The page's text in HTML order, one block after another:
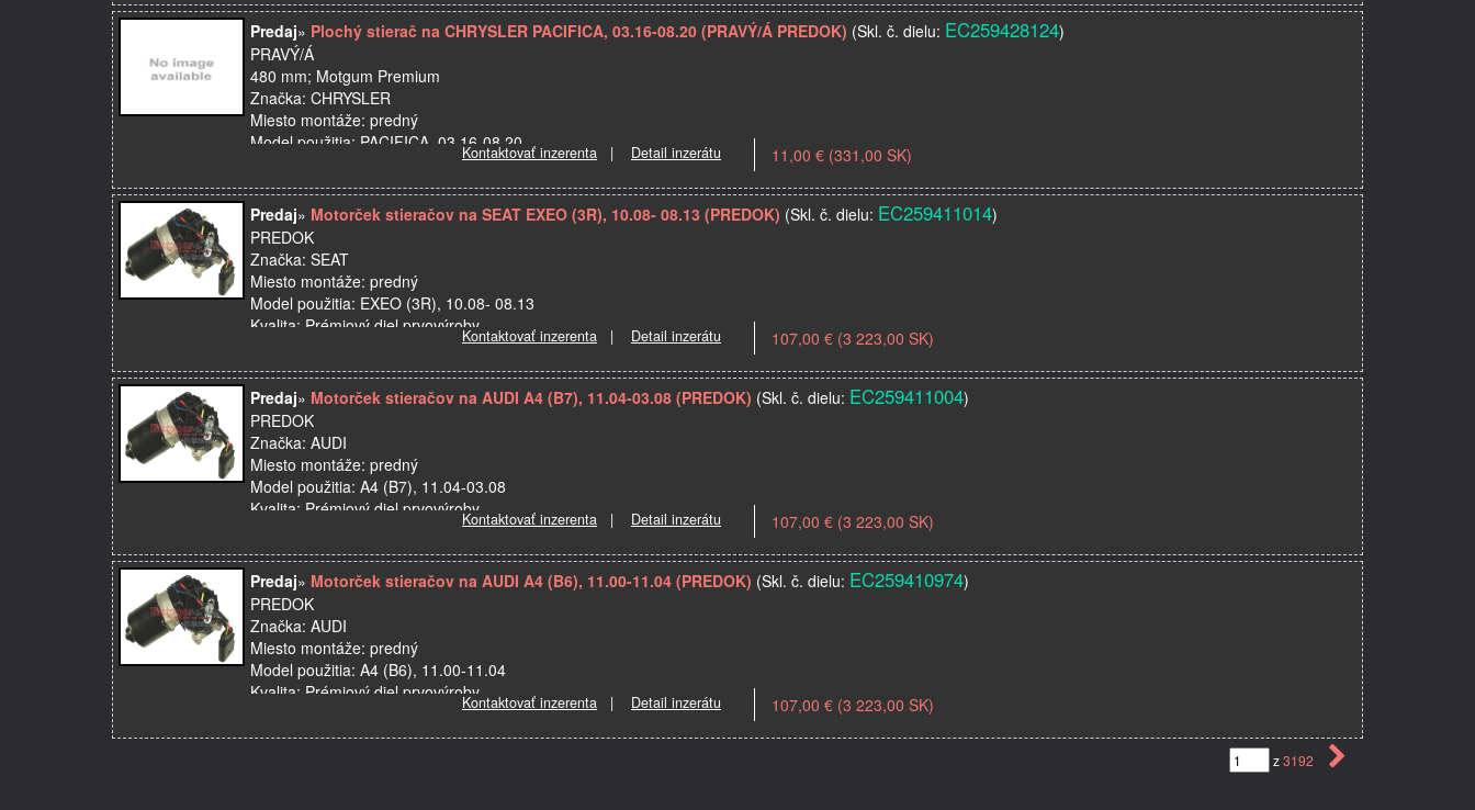
OE: 5J795…
Predaj» Plochý stierač na CHRYSLER PACIFICA, 03.16-08.20 (PRAVÝ/Á PREDOK) (Skl. č. dielu: EC259428124)
PRAVÝ/Á
480 mm; Motgum Premium
Značka: CHRYSLER
Miesto montáže: predný
Model použitia: PACIFICA, 03.16-08.20
Kvalita: Odporúčaná kvalita
Názov d…
Kontaktovať inzerenta | Detail inzerátu 11,00 € (331,00 SK)
Predaj» Motorček stieračov na SEAT EXEO (3R), 10.08- 08.13 (PREDOK) (Skl. č. dielu: EC259411014)
PREDOK
Značka: SEAT
Miesto montáže: predný
Model použitia: EXEO (3R), 10.08- 08.13
Kvalita: Prémiový diel prvovýroby
Názov dielu: Motorček stieračov
OE:
Výro…
Kontaktovať inzerenta | Detail inzerátu 107,00 € (3 223,00 SK)
Predaj» Motorček stieračov na AUDI A4 (B7), 11.04-03.08 (PREDOK) (Skl. č. dielu: EC259411004)
PREDOK
Značka: AUDI
Miesto montáže: predný
Model použitia: A4 (B7), 11.04-03.08
Kvalita: Prémiový diel prvovýroby
Názov dielu: Motorček stieračov
OE:
Výrobca…
Kontaktovať inzerenta | Detail inzerátu 107,00 € (3 223,00 SK)
Predaj» Motorček stieračov na AUDI A4 (B6), 11.00-11.04 (PREDOK) (Skl. č. dielu: EC259410974)
PREDOK
Značka: AUDI
Miesto montáže: predný
Model použitia: A4 (B6), 11.00-11.04
Kvalita: Prémiový diel prvovýroby
Názov dielu: Motorček stieračov
OE:
Kontaktovať inzerenta | Detail inzerátu 107,00 € (3 223,00 SK)
z3192